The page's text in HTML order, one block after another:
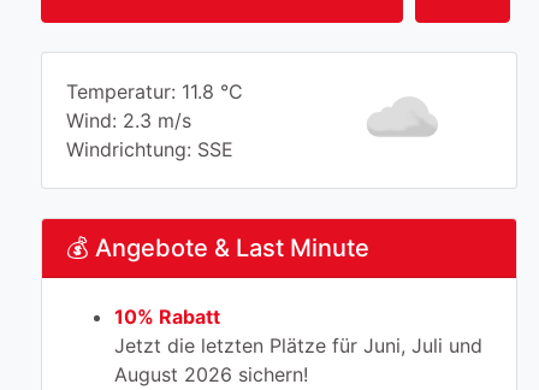
Temperatur: 11.8 °C
Wind: 2.3 m/s
Windrichtung: SSE
💰 Angebote & Last Minute
10% Rabatt
Jetzt die letzten Plätze für Juni, Juli und
August 2026 sichern!